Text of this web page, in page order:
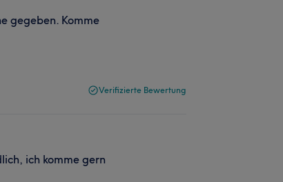
gegeben. Komme
Verifizierte Bewertung
ich komme gern